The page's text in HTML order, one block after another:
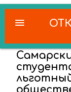
ОТК
menu